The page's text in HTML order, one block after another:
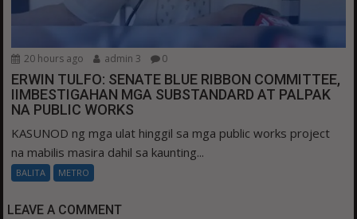
20 hours ago admin 3 0
ERWIN TULFO: SENATE BLUE RIBBON COMMITTEE,
IIMBESTIGAHAN MGA SUBSTANDARD AT PALPAK
NA PUBLIC WORKS
KASUNOD ng mga ulat hinggil sa mga public works project
na mabilis masira dahil sa kaunting...
BALITA METRO
LEAVE A COMMENT